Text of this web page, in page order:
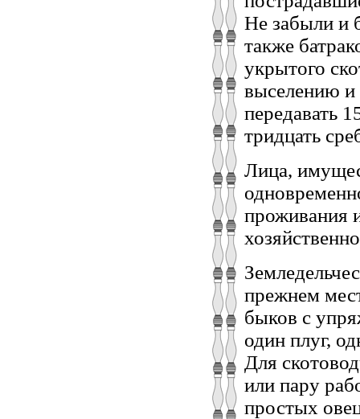
Не забыли и
также
укрытого
выселению и
передавать
тридцать
Лица,
проживания
прежнем
быков с
один плуг,
Для
или пару
простых